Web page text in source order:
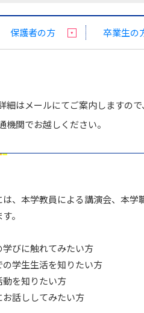
保護者の方 卒業生の
細はメールにてご案内しますの
機関でお越しください。
、本学教員による講演会、本
。
学びに触れてみたい方
の学生生活を知りたい方
動を知りたい方
お話ししてみたい方